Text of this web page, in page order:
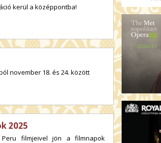
kerül a középpontba!
november 18. és 24. között
2025
Peru filmjeivel jön a filmnapok